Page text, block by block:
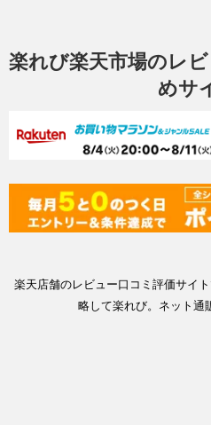
楽れび楽天市場のレ
めサ
楽天店舗のレビュー口コミ評価サイ
略して楽れび。ネット通